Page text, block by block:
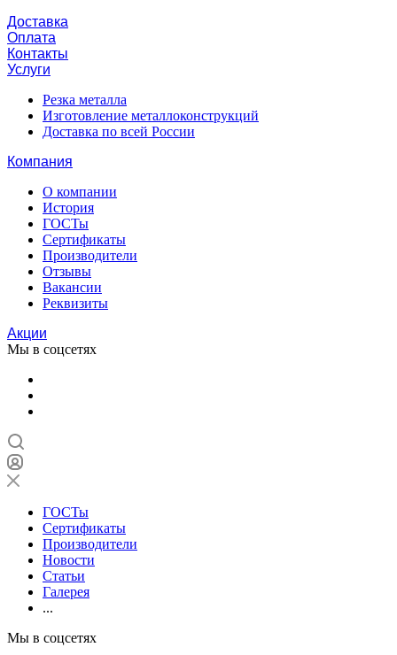
Доставка
Оплата
Контакты
Услуги
Резка металла
Изготовление металлоконструкций
Доставка по всей России
Компания
О компании
История
ГОСТы
Сертификаты
Производители
Отзывы
Вакансии
Реквизиты
Акции
Мы в соцсетях
ГОСТы
Сертификаты
Производители
Новости
Статьи
Галерея
...
Мы в соцсетях